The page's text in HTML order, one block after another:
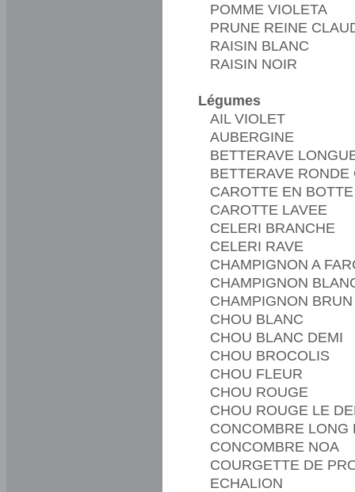
POMME VIOLETA
PRUNE REINE
RAISIN BLANC
RAISIN NOIR
Légumes
AIL VIOLET
AUBERGINE
BETTERAVE
BETTERAVE RONDE
CAROTTE EN
CAROTTE LAVEE
CELERI BRANCHE
CELERI RAVE
CHAMPIGNON A
CHAMPIGNON
CHAMPIGNON BRUN
CHOU BLANC
CHOU BLANC DEMI
CHOU BROCOLIS
CHOU FLEUR
CHOU ROUGE
CHOU ROUGE LE
CONCOMBRE LONG
CONCOMBRE NOA
COURGETTE DE
ECHALION